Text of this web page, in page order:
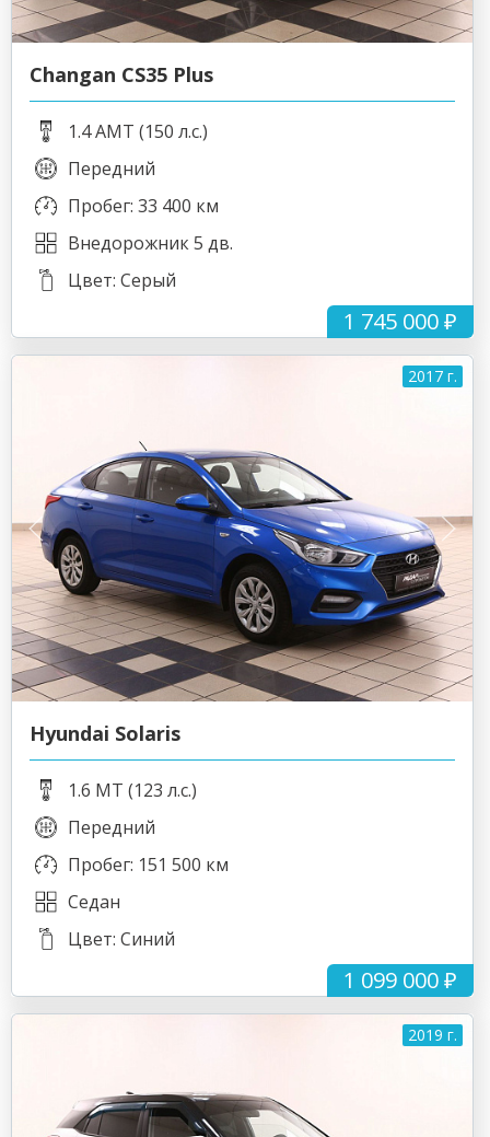
1 745 000 ₽
Changan CS35 Plus
1.4 AMT (150 л.с.)
Передний
Пробег: 33 400 км
Внедорожник 5 дв.
Цвет: Серый
2017 г.
1 099 000 ₽
Hyundai Solaris
1.6 MT (123 л.с.)
Передний
Пробег: 151 500 км
Седан
Цвет: Синий
2019 г.